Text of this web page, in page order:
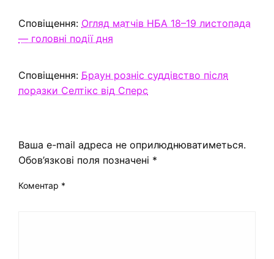
Сповіщення: Огляд матчів НБА 18–19 листопада
— головні події дня
Сповіщення: Браун розніс суддівство після
поразки Селтікс від Сперс
Ваша e-mail адреса не оприлюднюватиметься.
Обов’язкові поля позначені *
Коментар *